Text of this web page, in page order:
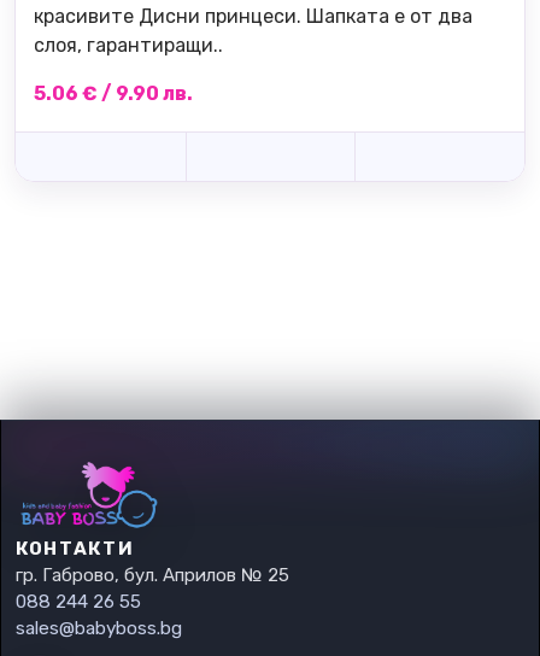
красивите Дисни принцеси. Шапката е от два
слоя, гарантиращи..
5.06 € / 9.90 лв.
КОНТАКТИ
гр. Габрово, бул. Априлов № 25
088 244 26 55
sales@babyboss.bg